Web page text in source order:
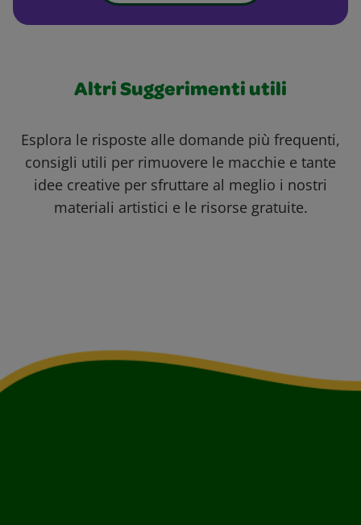
Altri Suggerimenti utili
Esplora le risposte alle domande più frequenti,
consigli utili per rimuovere le macchie e tante
idee creative per sfruttare al meglio i nostri
materiali artistici e le risorse gratuite.